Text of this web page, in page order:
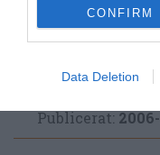
CONFIRM
Data Deletion
Publicerat: